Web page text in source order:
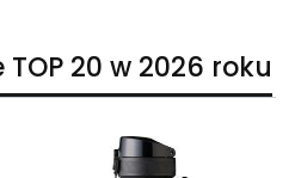
20 w 2026 roku